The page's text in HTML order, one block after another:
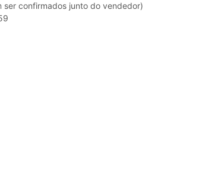
ser confirmados junto do vendedor)